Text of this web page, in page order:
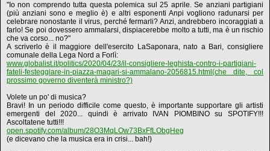
"Io non comprendo tutta questa polemica sul 25 aprile. Se anziani partigiani
(più anziani sono e meglio è) e altri esponenti Anpi vogliono radunarsi per
celebrare nonostante il virus, perché fermarli? Anzi, andrebbero incoraggiati a
farlo! Se poi dovessero ammalarsi, dispiacerebbe molto a tutti, ma è un rischio
che va corso... no?"
A scriverlo è il maggiore dell'esercito LaSaponara, nato a Bari, consigliere
comunale della Lega Nord a Forlì:
www.globalist.it/politics/2020/04/23/il-consigliere-leghista-contro-i-partigiani-
fateli-festeggiare-in-piazza-magari-si-ammalano-2056815.html(che dite, col
prossimo governo diventerà ministro?)
Volete un po' di musica?
Bravi! In un periodo difficile come questo, è importante supportare gli artisti
emergenti del 2020... quindi è arrivato IVAN PIOMBINO su SPOTIFY!!!
Ascoltatene tutti!!!
open.spotify.com/album/28O3MqLOw73BxFfLObgHeg
(e dicevano che la musica era in crisi... bah!)